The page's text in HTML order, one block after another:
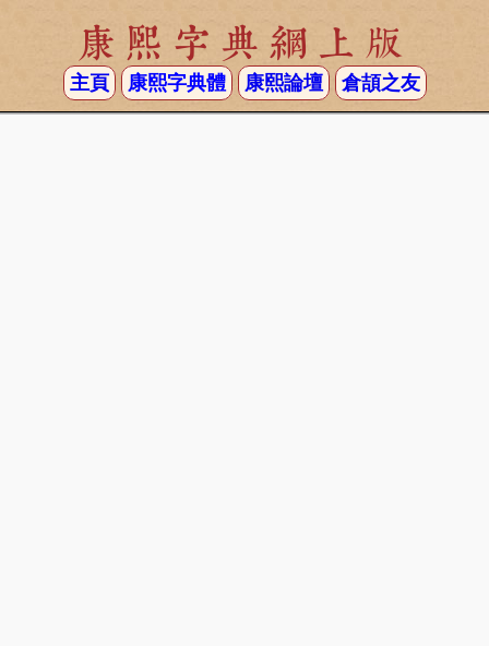
康熙字典網上版
主頁 康熙字典體 康熙論壇 倉頡之友